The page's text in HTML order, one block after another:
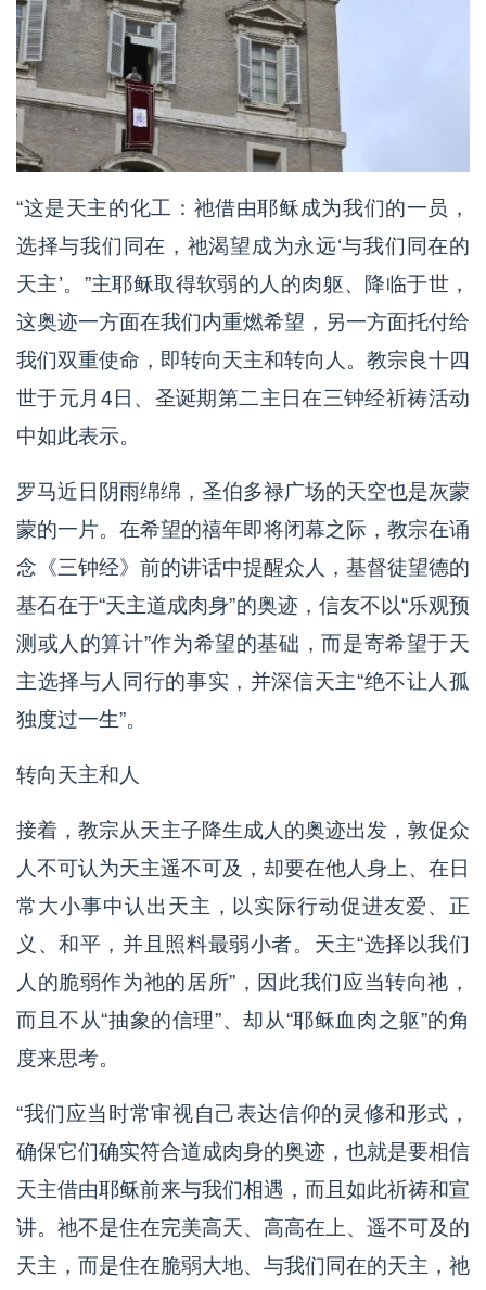
“这是天主的化工：祂借由耶稣成为我们的一员，
选择与我们同在，祂渴望成为永远‘与我们同在的
天主’。”主耶稣取得软弱的人的肉躯、降临于世，
这奥迹一方面在我们内重燃希望，另一方面托付给
我们双重使命，即转向天主和转向人。教宗良十四
世于元月4日、圣诞期第二主日在三钟经祈祷活动
中如此表示。
罗马近日阴雨绵绵，圣伯多禄广场的天空也是灰蒙
蒙的一片。在希望的禧年即将闭幕之际，教宗在诵
念《三钟经》前的讲话中提醒众人，基督徒望德的
基石在于“天主道成肉身”的奥迹，信友不以“乐观预
测或人的算计”作为希望的基础，而是寄希望于天
主选择与人同行的事实，并深信天主“绝不让人孤
独度过一生”。
转向天主和人
接着，教宗从天主子降生成人的奥迹出发，敦促众
人不可认为天主遥不可及，却要在他人身上、在日
常大小事中认出天主，以实际行动促进友爱、正
义、和平，并且照料最弱小者。天主“选择以我们
人的脆弱作为祂的居所”，因此我们应当转向祂，
而且不从“抽象的信理”、却从“耶稣血肉之躯”的角
度来思考。
“我们应当时常审视自己表达信仰的灵修和形式，
确保它们确实符合道成肉身的奥迹，也就是要相信
天主借由耶稣前来与我们相遇，而且如此祈祷和宣
讲。祂不是住在完美高天、高高在上、遥不可及的
天主，而是住在脆弱大地、与我们同在的天主，祂